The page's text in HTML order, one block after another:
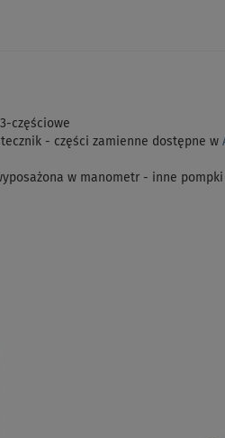
częściowe
- części zamienne dostępne w
w manometr - inne